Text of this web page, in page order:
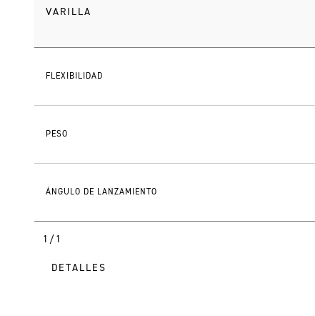
VARILLA
FLEXIBILIDAD
PESO
ÁNGULO DE LANZAMIENTO
1/1
DETALLES